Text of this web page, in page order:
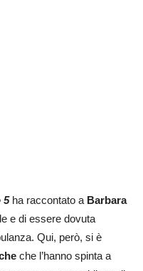
5ha raccontato a Barbara
e di essere dovuta
Qui, però, si è
che l’hanno spinta a